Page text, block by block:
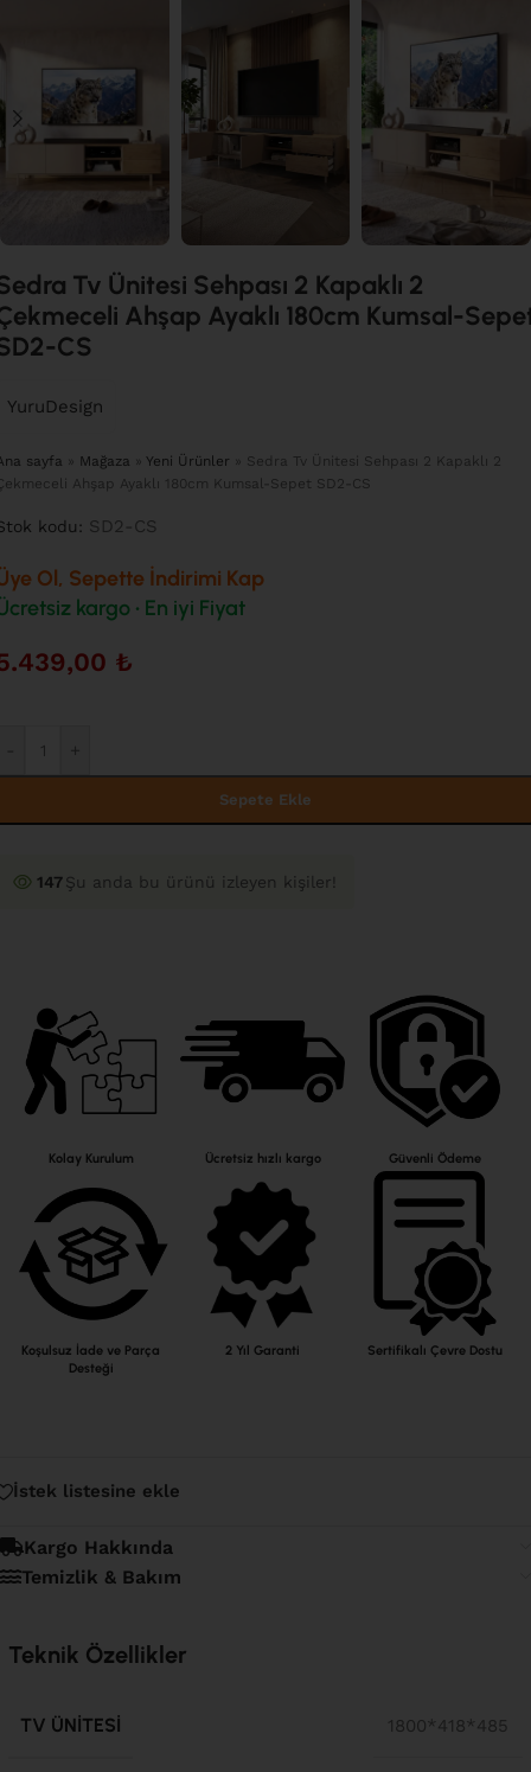
Tv Ünitesi Sehpası 2 Kapaklı 2
Ahşap Ayaklı 180cm Kumsal-
CS
YuruDesign
sayfa » Mağaza » Yeni Ürünler » Sedra Tv Ünitesi Sehpası 2 Kapaklı 2
Ahşap Ayaklı 180cm Kumsal-Sepet SD2-CS
kodu: SD2-CS
Ol, Sepette İndirimi Kap
kargo • En iyi Fiyat
₺
+
Sepete Ekle
147Şu anda bu ürünü izleyen kişiler!
Kolay Kurulum
Koşulsuz İade ve Parça
Desteği
Ücretsiz hızlı kargo
2 Yıl Garanti
Güvenli Ödeme
Sertifikalı Çevre Dostu
İstek listesine ekle
Kargo Hakkında
Temizlik & Bakım
Teknik Özellikler
TV ÜNITESI 1800*418*485